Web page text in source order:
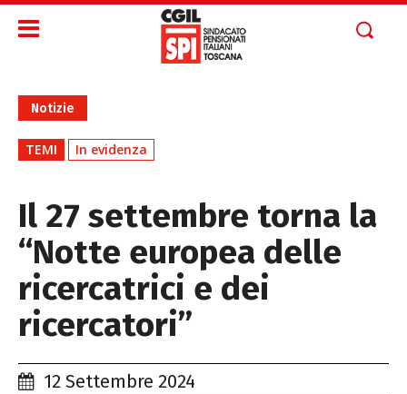
Notizie
TEMI In evidenza
Il 27 settembre torna la
“Notte europea delle
ricercatrici e dei
ricercatori”
12 Settembre 2024